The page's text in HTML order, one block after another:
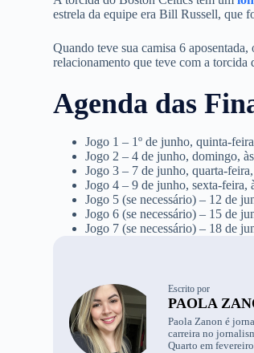
estrela da equipe era Bill Russell, que
Quando teve sua camisa 6
relacionamento que teve com a torcida
Agenda das
Jogo 1 – 1º de junho, quinta-
Jogo 2 – 4 de junho, domingo,
Jogo 3 – 7 de junho, quarta-
Jogo 4 – 9 de junho, sexta-
Jogo 5 (se necessário) – 12 de
Jogo 6 (se necessário) – 15 de
Jogo 7 (se necessário) – 18 de
Escrito por
PAOLA
Paola Zanon é
carreira no
Quarto em